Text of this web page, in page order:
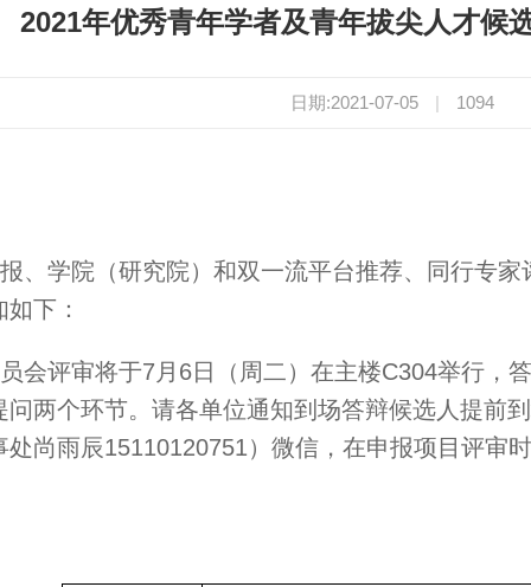
2021年优秀青年学者及青年拔尖人才候
日期:2021-07-05 | 1094
、学院（研究院）和双一流平台推荐、同行专
下：
会评审将于7月6日（周二）在主楼C304举行，
问两个环节。请各单位通知到场答辩候选人提前
处尚雨辰15110120751）微信，在申报项目评审